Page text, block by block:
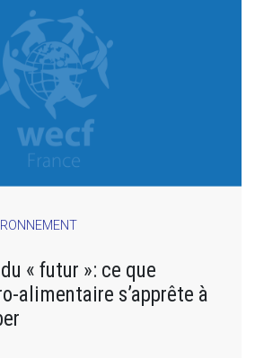
« futur »: ce que
alimentaire s’apprête à